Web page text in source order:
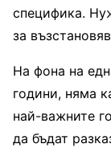
специфика.
за
На фона на
години, няма
най-важните
да бъдат